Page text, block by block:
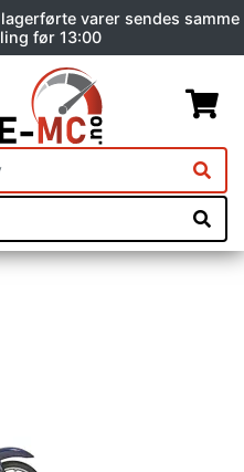
varer sendes samme
før 13:00